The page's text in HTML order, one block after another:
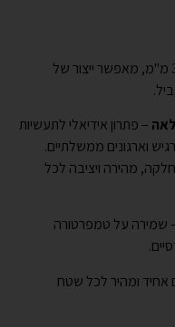
– ‎300×300×330‎ מ"מ, מאפשר ייצור של
– פתרון אידיאלי לתעשיות
וארגונים ממשלתיים.
מהירה ויציבה לכל
שמירה על טמפרטורה
אחיד ומהיר לכל שטח